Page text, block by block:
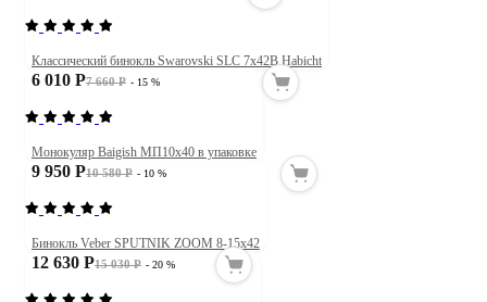
Классический бинокль Swarovski SLC 7x42B Habicht
7 660 Р
6 010 Р - 15 %
Монокуляр Baigish МП10x40 в упаковке
10 580 Р
9 950 Р - 10 %
Бинокль Veber SPUTNIK ZOOM 8-15х42
15 030 Р
12 630 Р - 20 %